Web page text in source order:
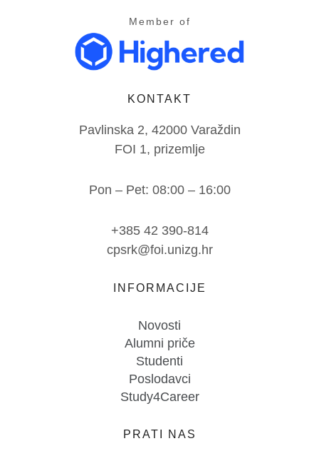
Member of
KONTAKT
Pavlinska 2, 42000 Varaždin
FOI 1, prizemlje
Pon – Pet: 08:00 – 16:00
+385 42 390-814
cpsrk@foi.unizg.hr
INFORMACIJE
Novosti
Alumni priče
Studenti
Poslodavci
Study4Career
PRATI NAS